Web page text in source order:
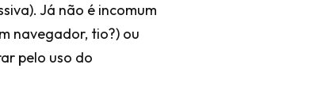
Já não é incomum
navegador, tio?) ou
pelo uso do